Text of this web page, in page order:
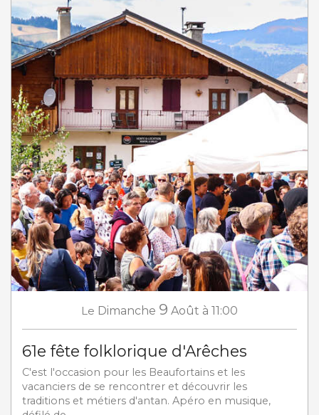
Le Dimanche 9 Août à 11:00
61e fête folklorique d'Arêches
C'est l'occasion pour les Beaufortains et les
vacanciers de se rencontrer et découvrir les
traditions et métiers d'antan. Apéro en musique,